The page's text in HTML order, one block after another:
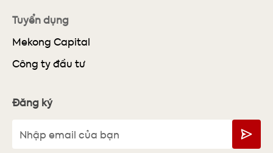
Tuyển dụng
Mekong Capital
Công ty đầu tư
Đăng ký